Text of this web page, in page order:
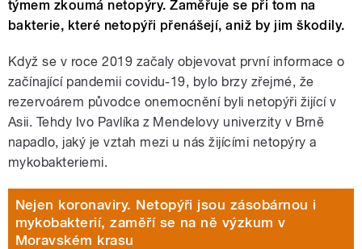
týmem zkoumá netopýry. Zaměřuje se při tom na
bakterie, které netopýři přenášejí, aniž by jim škodily.
Když se v roce 2019 začaly objevovat první informace o
začínající pandemii covidu-19, bylo brzy zřejmé, že
rezervoárem původce onemocnění byli netopýři žijící v
Asii. Tehdy Ivo Pavlíka z Mendelovy univerzity v Brně
napadlo, jaký je vztah mezi u nás žijícími netopýry a
mykobakteriemi.
Nejen koronaviry. Netopýři jsou zásobárnou i
mykobakterií, zaměří se na ně výzkum v
Moravském krasu